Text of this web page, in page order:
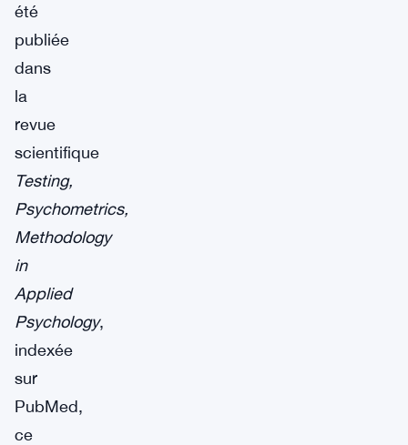
été
publiée
dans
la
revue
scientifique
Testing,
Psychometrics,
Methodology
in
Applied
Psychology,
indexée
sur
PubMed,
ce